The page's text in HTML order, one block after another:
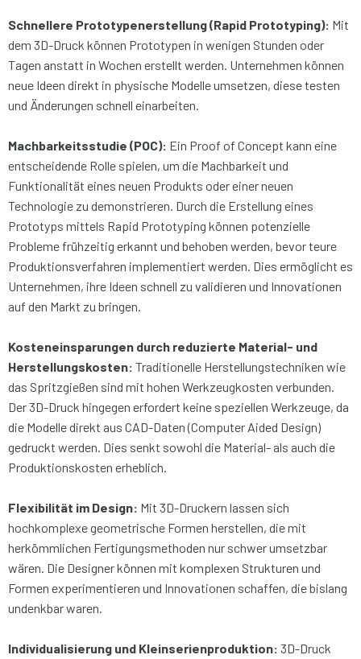
Schnellere Prototypenerstellung (Rapid Prototyping): Mit
dem 3D-Druck können Prototypen in wenigen Stunden oder
Tagen anstatt in Wochen erstellt werden. Unternehmen können
neue Ideen direkt in physische Modelle umsetzen, diese testen
und Änderungen schnell einarbeiten.
Machbarkeitsstudie (POC): Ein Proof of Concept kann eine
entscheidende Rolle spielen, um die Machbarkeit und
Funktionalität eines neuen Produkts oder einer neuen
Technologie zu demonstrieren. Durch die Erstellung eines
Prototyps mittels Rapid Prototyping können potenzielle
Probleme frühzeitig erkannt und behoben werden, bevor teure
Produktionsverfahren implementiert werden. Dies ermöglicht es
Unternehmen, ihre Ideen schnell zu validieren und Innovationen
auf den Markt zu bringen.
Kosteneinsparungen durch reduzierte Material- und
Herstellungskosten: Traditionelle Herstellungstechniken wie
das Spritzgießen sind mit hohen Werkzeugkosten verbunden.
Der 3D-Druck hingegen erfordert keine speziellen Werkzeuge, da
die Modelle direkt aus CAD-Daten (Computer Aided Design)
gedruckt werden. Dies senkt sowohl die Material- als auch die
Produktionskosten erheblich.
Flexibilität im Design: Mit 3D-Druckern lassen sich
hochkomplexe geometrische Formen herstellen, die mit
herkömmlichen Fertigungsmethoden nur schwer umsetzbar
wären. Die Designer können mit komplexen Strukturen und
Formen experimentieren und Innovationen schaffen, die bislang
undenkbar waren.
Individualisierung und Kleinserienproduktion: 3D-Druck